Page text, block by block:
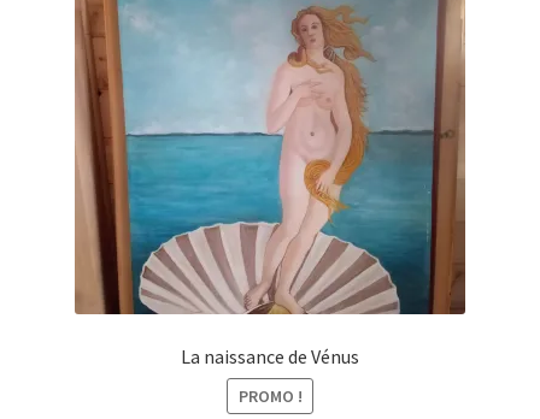
La naissance de Vénus
PROMO !